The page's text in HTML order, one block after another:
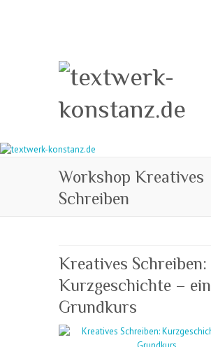
Workshop Kreatives
Schreiben
Kreatives Schreiben:
Kurzgeschichte – ein
Grundkurs